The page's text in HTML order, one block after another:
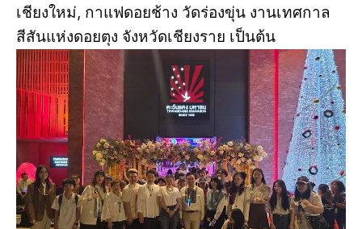
เชียงใหม่, กาแฟดอยช้าง วัดร่องขุ่น งานเทศกาล
สีสันแห่งดอยตุง จังหวัดเชียงราย เป็นต้น